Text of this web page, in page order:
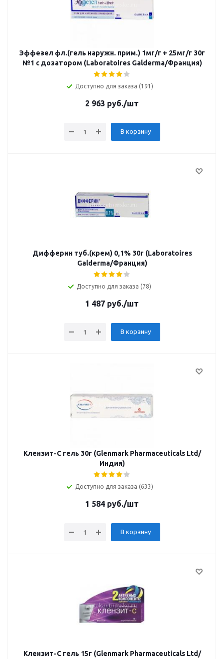
Эффезел фл.(гель наружн. прим.) 1мг/г + 25мг/г 30г
№1 с дозатором (Laboratoires Galderma/Франция)
Доступно для заказа (191)
2 963 руб./шт
В корзину
Дифферин туб.(крем) 0,1% 30г (Laboratoires
Galderma/Франция)
Доступно для заказа (78)
1 487 руб./шт
В корзину
Клензит-С гель 30г (Glenmark Pharmaceuticals Ltd/
Индия)
Доступно для заказа (633)
1 584 руб./шт
В корзину
Клензит-С гель 15г (Glenmark Pharmaceuticals Ltd/